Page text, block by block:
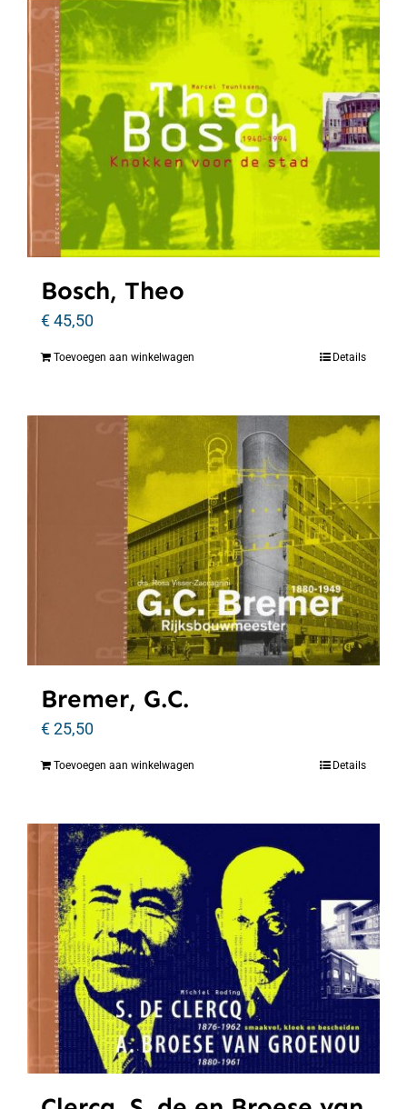
Bosch, Theo
€45,50
Toevoegen aan winkelwagen Details
Bremer, G.C.
€25,50
Toevoegen aan winkelwagen Details